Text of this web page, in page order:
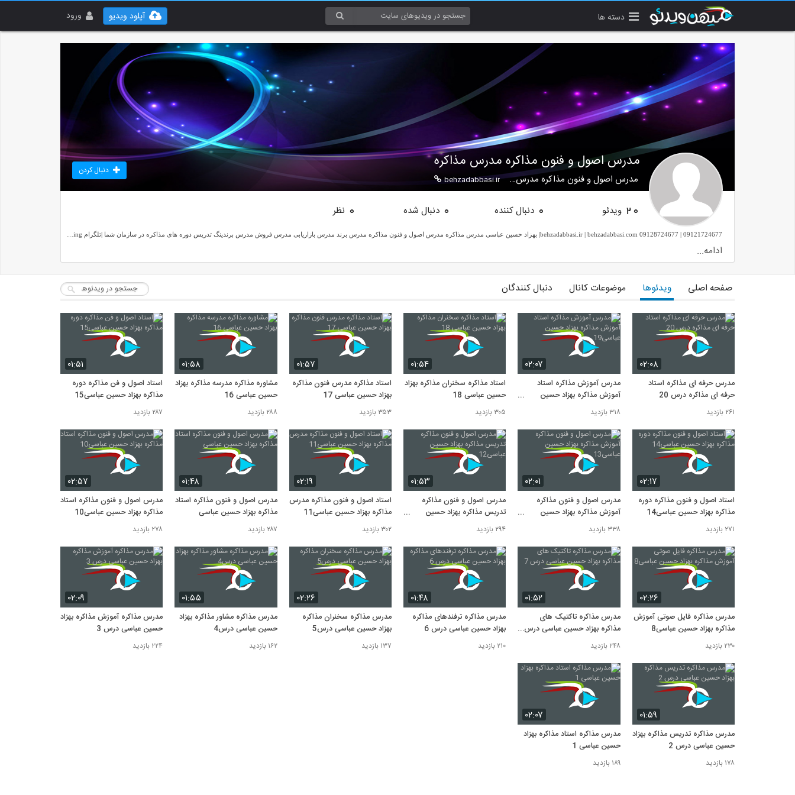
دسته ها ورود آپلود ویدیو
مدرس اصول و فنون مذاکره مدرس مذاکره
مدرس اصول و فنون مذاکره مدرس… behzadabbasi.ir
دنبال کردن
20 ویدئو 0 دنبال کننده 0 دنبال شده 0 نظر
ادامه...
صفحه اصلی ویدئوها موضوعات کانال دنبال کنندگان
۰۲:۰۸
مدرس حرفه ای مذاکره استاد
حرفه ای مذاکره درس 20
۲۶۱ بازدید
۰۲:۰۷
مدرس آموزش مذاکره استاد
آموزش مذاکره بهزاد حسین
عباسی19
۳۱۸ بازدید
۰۱:۵۴
استاد مذاکره سخنران مذاکره بهزاد
حسین عباسی 18
۳۰۵ بازدید
۰۱:۵۷
استاد مذاکره مدرس فنون مذاکره
بهزاد حسین عباسی 17
۳۵۳ بازدید
۰۱:۵۸
مشاوره مذاکره مدرسه مذاکره بهزاد
حسین عباسی 16
۲۸۸ بازدید
۰۱:۵۱
استاد اصول و فن مذاکره دوره
مذاکره بهزاد حسین عباسی15
۲۸۷ بازدید
۰۲:۱۷
استاد اصول و فنون مذاکره دوره
مذاکره بهزاد حسین عباسی14
۲۷۱ بازدید
۰۲:۰۱
مدرس اصول و فنون مذاکره
آموزش مذاکره بهزاد حسین
عباسی13
۳۳۸ بازدید
۰۱:۵۳
مدرس اصول و فنون مذاکره
تدریس مذاکره بهزاد حسین
عباسی12
۲۹۴ بازدید
۰۲:۱۹
استاد اصول و فنون مذاکره مدرس
مذاکره بهزاد حسین عباسی11
۳۰۲ بازدید
۰۱:۴۸
مدرس اصول و فنون مذاکره استاد
مذاکره بهزاد حسین عباسی
۲۸۷ بازدید
۰۲:۵۷
مدرس اصول و فنون مذاکره استاد
مذاکره بهزاد حسین عباسی10
۲۷۸ بازدید
۰۲:۲۶
مدرس مذاکره فایل صوتی آموزش
مذاکره بهزاد حسین عباسی8
۲۳۰ بازدید
۰۱:۵۲
مدرس مذاکره تاکتیک های
مذاکره بهزاد حسین عباسی درس
7
۲۴۸ بازدید
۰۱:۴۸
مدرس مذاکره ترفندهای مذاکره
بهزاد حسین عباسی درس 6
۲۱۰ بازدید
۰۲:۲۶
مدرس مذاکره سخنران مذاکره
بهزاد حسین عباسی درس5
۱۳۷ بازدید
۰۱:۵۵
مدرس مذاکره مشاور مذاکره بهزاد
حسین عباسی درس4
۱۶۲ بازدید
۰۲:۰۹
مدرس مذاکره آموزش مذاکره بهزاد
حسین عباسی درس 3
۲۲۴ بازدید
۰۱:۵۹
مدرس مذاکره تدریس مذاکره بهزاد
حسین عباسی درس 2
۱۷۸ بازدید
۰۲:۰۷
مدرس مذاکره استاد مذاکره بهزاد
حسین عباسی 1
۱۸۹ بازدید